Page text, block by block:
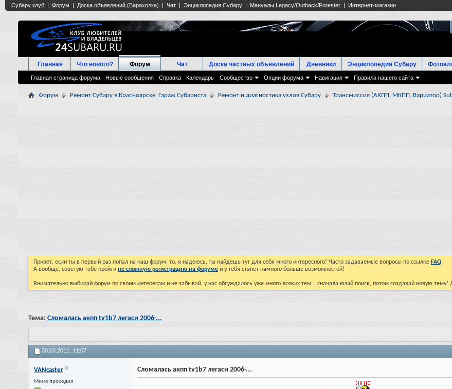
Главная Что нового? Форум
Главная страница форума Новые сообщения Справка Календарь Сообщество Опции форума Навигация Правила нашего сайта
Чат Доска частных объявлений Дневники Энциклопедия Субару
Форум Ремонт Субару в Красноярске, Гараж Субариста Ремонт и диагностика узлов Субару Трансмиссия (АКПП, МКПП, Вариатор)
Привет, если ты в первый раз попал на наш форум, то, я надеюсь, ты найдешь тут для себя много интересного! Часто задаваемые вопросы по ссылке FAQ.
А вообще, советую тебе пройти не сложную регистрацию на форуме и у тебя станет намного больше возможностей!
Внимательно выбирай форум по своим интересам и не забывай, у нас обсуждалось уже много всяких тем... сначала юзай поиск, потом создавай новую тему!
Тема: Сломалась акпп tv1b7 легаси 2006-...
30.03.2011, 11:07
VANcaster
Мимо проходил
Сломалась акпп tv1b7 легаси 2006-...